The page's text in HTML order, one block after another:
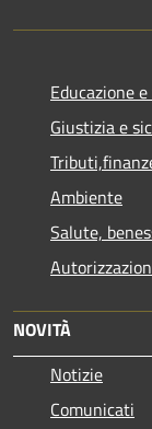
Educazione
Giustizia e
Ambiente
Salute,
NOVITÀ
Notizie
Comunicati